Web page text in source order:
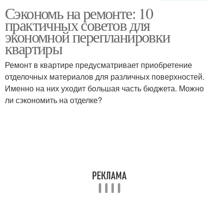
Дизайн для ремонта Бюджетный ремонт
Инструменты для
ремонта
Качественные мастера
Сэкономь на ремонте: 10
практичных советов для
экономной перепланировки
квартиры
Ремонт в квартире предусматривает приобретение
отделочных материалов для различных поверхностей.
Именно на них уходит большая часть бюджета. Можно
ли сэкономить на отделке?